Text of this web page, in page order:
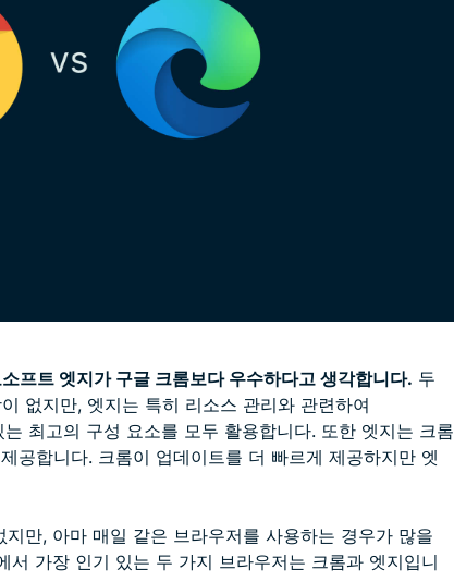
프트 엣지가 구글 크롬보다 우수하다고 생각합니다. 두
없지만, 엣지는 특히 리소스 관리와 관련하여
최고의 구성 요소를 모두 활용합니다. 또한 엣지는 크롬
공합니다. 크롬이 업데이트를 더 빠르게 제공하지만 엣
만, 아마 매일 같은 브라우저를 사용하는 경우가 많을
가장 인기 있는 두 가지 브라우저는 크롬과 엣지입니